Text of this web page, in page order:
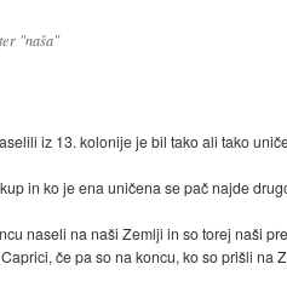
"naša"
iz 13. kolonije je bil tako ali tako
in ko je ena uničena se pač najde
naseli na naši Zemlji in so torej naši
če pa so na koncu, ko so prišli na